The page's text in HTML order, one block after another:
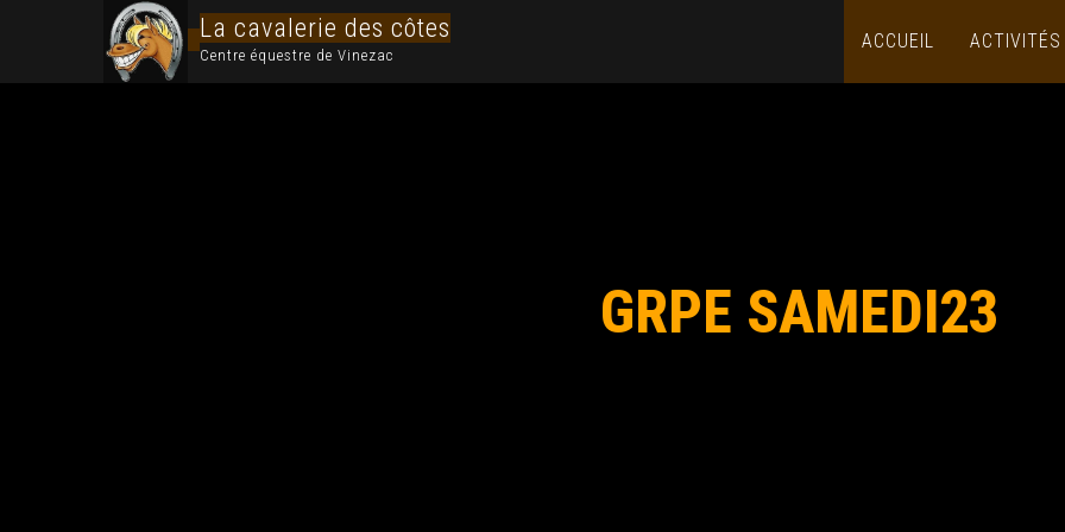
La cavalerie des côtes
Centre équestre de Vinezac
ACCUEIL ACTIVITÉS
GRPE SAMEDI23